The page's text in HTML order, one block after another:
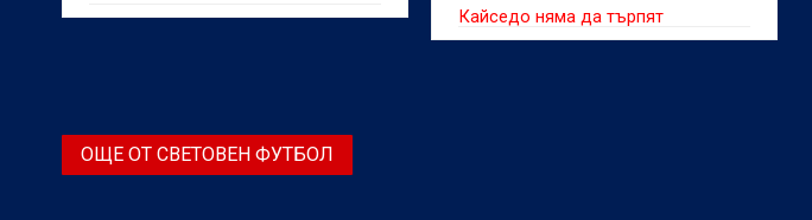
Кайседо няма да търпят
наказания на Световното
ОЩЕ ОТ СВЕТОВЕН ФУТБОЛ